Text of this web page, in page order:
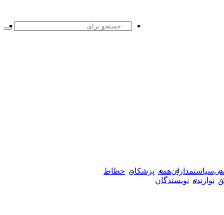
سیاستمدارانهمه پزشکان خطاط
نوازنده نویسندگان